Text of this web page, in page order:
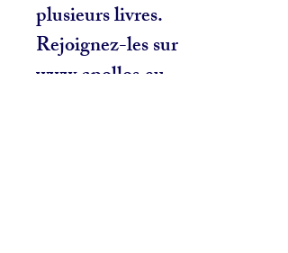
plusieurs livres.
Rejoignez-les sur
www.apollos.eu